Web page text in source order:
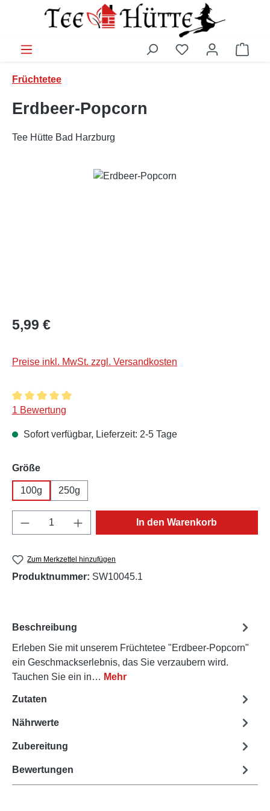
Zum Hauptinhalt springen
Früchtetee
Erdbeer-Popcorn
Tee Hütte Bad Harzburg
Bildergalerie überspringen
Regulärer Preis:
5,99 €
Preise inkl. MwSt. zzgl. Versandkosten
Durchschnittliche Bewertung von 5 von 5 Sternen
1 Bewertung
Sofort verfügbar, Lieferzeit: 2-5 Tage
Größeauswählen
100g 250g
Produkt Anzahl: Gib den gewünschten
In den Warenkorb
Zum Merkzettel hinzufügen
Produktnummer: SW10045.1
Beschreibung
Erleben Sie mit unserem Früchtetee "Erdbeer-Popcorn"
ein Geschmackserlebnis, das Sie verzaubern wird.
Tauchen Sie ein in… Mehr
Zutaten
Nährwerte
Zubereitung
Bewertungen